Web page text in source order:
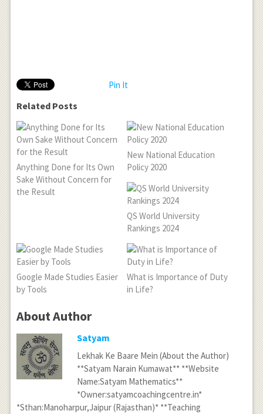
Pin It
Related Posts
Anything Done for Its Own
Sake Without Concern for
the Result
New National Education
Policy 2020
QS World University
Rankings 2024
Google Made Studies Easier
by Tools
What is Importance of Duty
in Life?
About Author
Satyam
Lekhak Ke Baare Mein (About the Author)
**Satyam Narain Kumawat** **Website
Name:Satyam Mathematics**
*Owner:satyamcoachingcentre.in*
*Sthan:Manoharpur,Jaipur (Rajasthan)* **Teaching